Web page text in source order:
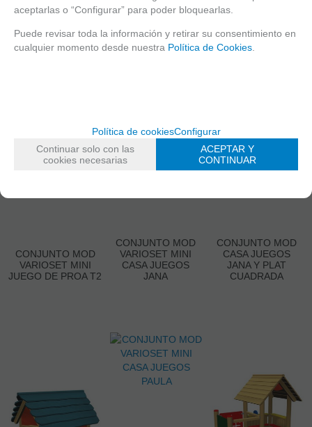
CONJUNTO MOD
VARIOSET MINI
JUEGO DE PROA T2
CONJUNTO MOD
VARIOSET MINI
CASA JUEGOS
JANA
CONJUNTO MOD
CASA JUEGOS
JANA Y PLAT
CUADRADA
aceptarlas o “Configurar” para poder bloquearlas.
Puede revisar toda la información y retirar su consentimiento en
cualquier momento desde nuestra Política de Cookies
Política de cookiesConfigurar
Continuar solo con las
cookies necesarias
ACEPTAR Y
CONTINUAR